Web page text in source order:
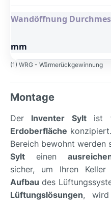
Wandöffnung
mm
(1) WRG - Wärmerückgewinnung
Montage
Der Inventer Syltist
Erdoberfläche
Bereich bewohnt
Sylt einen
sicher, um Ihren
Aufbau des
Lüftungslösungen,